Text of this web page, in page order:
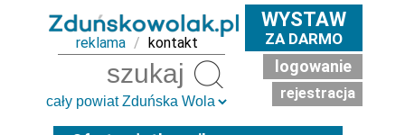
reklama / kontakt
WYSTAW
ZA DARMO
logowanie
rejestracja